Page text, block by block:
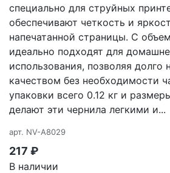
специально для струйных
обеспечивают четкость и
напечатанной страницы. С
идеально подходят для
использования, позволяя долго
качеством без необходимости
упаковки всего 0.12 кг и
делают эти чернила легкими и...
арт. NV-A8029
217 ₽
В наличии